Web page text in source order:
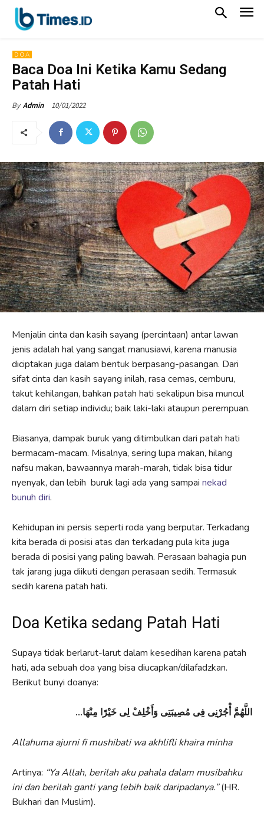
DOA
Baca Doa Ini Ketika Kamu Sedang
Patah Hati
By Admin 10/01/2022
Menjalin cinta dan kasih sayang (percintaan) antar lawan
jenis adalah hal yang sangat manusiawi, karena manusia
diciptakan juga dalam bentuk berpasang-pasangan. Dari
sifat cinta dan kasih sayang inilah, rasa cemas, cemburu,
takut kehilangan, bahkan patah hati sekalipun bisa muncul
dalam diri setiap individu; baik laki-laki ataupun perempuan.
Biasanya, dampak buruk yang ditimbulkan dari patah hati
bermacam-macam. Misalnya, sering lupa makan, hilang
nafsu makan, bawaannya marah-marah, tidak bisa tidur
nyenyak, dan lebih buruk lagi ada yang sampai nekad
bunuh diri.
Kehidupan ini persis seperti roda yang berputar. Terkadang
kita berada di posisi atas dan terkadang pula kita juga
berada di posisi yang paling bawah. Perasaan bahagia pun
tak jarang juga diikuti dengan perasaan sedih. Termasuk
sedih karena patah hati.
Doa Ketika sedang Patah Hati
Supaya tidak berlarut-larut dalam kesedihan karena patah
hati, ada sebuah doa yang bisa diucapkan/dilafadzkan.
Berikut bunyi doanya:
…اللَّهُمَّ أْجُرْنِى فِى مُصِيبَتِى وَأَخْلِفْ لِى خَيْرًا مِنْهَا
Allahuma ajurni fi mushibati wa akhlifli khaira minha
Artinya: “Ya Allah, berilah aku pahala dalam musibahku
ini dan berilah ganti yang lebih baik daripadanya.”(HR.
Bukhari dan Muslim).